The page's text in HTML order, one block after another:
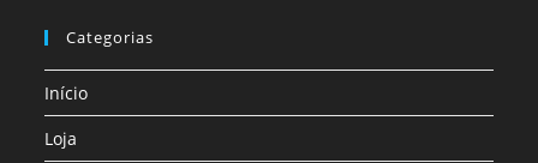
Categorias
Início
Loja